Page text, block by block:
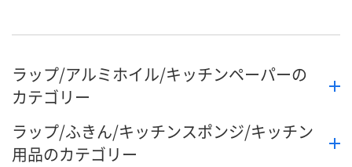
ラップ/アルミホイル/キッチンペーパーの
カテゴリー
ラップ/ふきん/キッチンスポンジ/キッチン
用品のカテゴリー